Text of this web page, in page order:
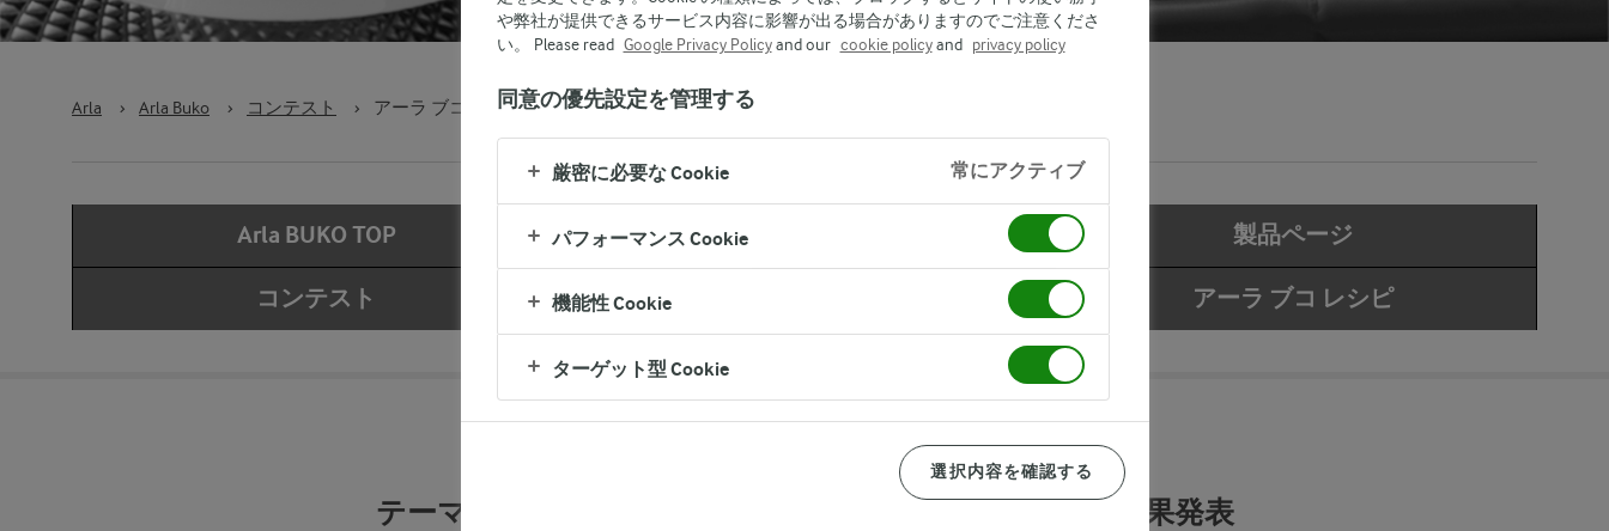
Arla › Arla Buko › コンテスト › アーラ ブコ クリームチーズコンテスト2018 結果発表
Arla BUKO TOP アーラ ブコ について 製品ページ
コンテスト デンマーク研修旅行レポート アーラ ブコ レシピ
アーラ ブコ クリームチーズ コンテスト2018
テーマ「ブコでお祝いするアニバーサリースイーツ」結果発表
や弊社が提供できるサービス内容に影響が出る場合がありますのでご注意くださ
い。 Please read Google Privacy Policyand our cookie policyand privacy policy
同意の優先設定を管理する
厳密に必要な Cookie 常にアクティブ
パフォーマンス Cookie
機能性 Cookie
ターゲット型 Cookie
選択内容を確認する